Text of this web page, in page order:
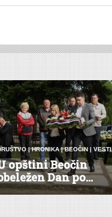
|HRONIKA|BEOČIN | VESTI
opštini Beočin
Dan po...